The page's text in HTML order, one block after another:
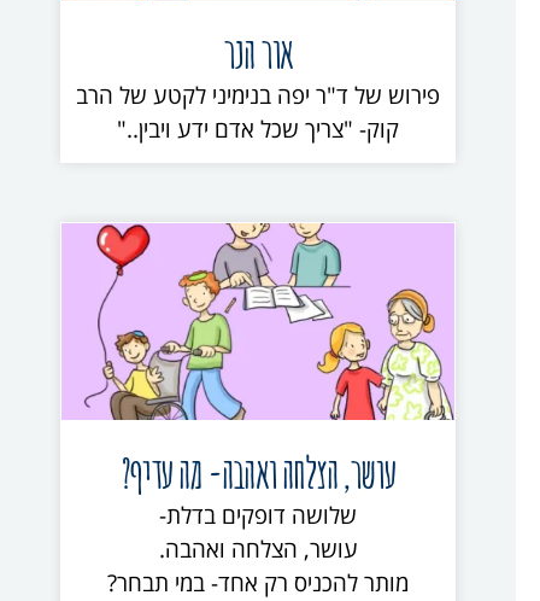
אור הנר
פירוש של ד"ר יפה בנימיני לקטע של הרב
קוק- "צריך שכל אדם ידע ויבין.."
עושר, הצלחה ואהבה- מה עדיף?
שלושה דופקים בדלת-
עושר, הצלחה ואהבה.
מותר להכניס רק אחד- במי תבחר?